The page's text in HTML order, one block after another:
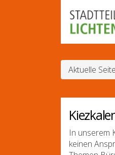
Aktuelle
In unserem
keinen